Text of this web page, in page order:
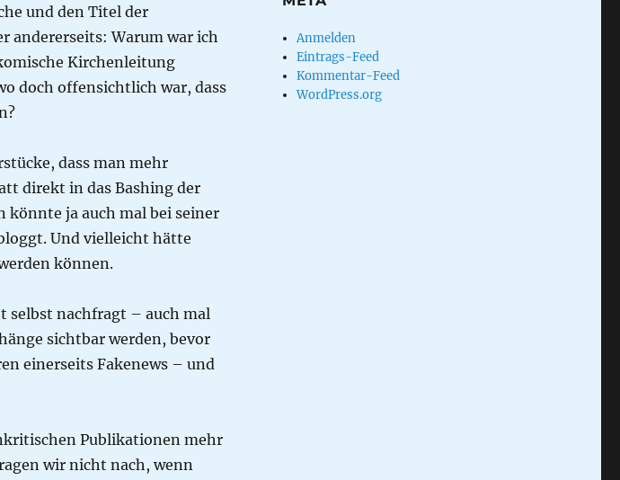
und den Titel der
andererseits: Warum war ich
Kirchenleitung
doch offensichtlich war, dass
dass man mehr
direkt in das Bashing der
ja auch mal bei seiner
Und vielleicht hätte
können.
selbst nachfragt – auch mal
sichtbar werden, bevor
einerseits Fakenews – und
Publikationen mehr
wir nicht nach, wenn
Anmelden
Eintrags-Feed
Kommentar-Feed
WordPress.org